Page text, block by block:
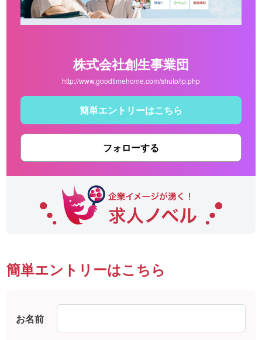
株式会社創生事業団
http://www.goodtimehome.com/shuto/lp.php
簡単エントリーはこちら
フォローする
簡単エントリーはこちら
お名前